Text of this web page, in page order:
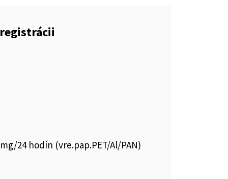
24 hodín (vre.pap.PET/Al/PAN)